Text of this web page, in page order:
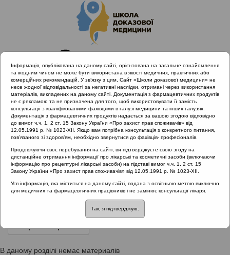
Головна
Проведені заходи
SHDM.info | Алергічний риніт та якість життя: медичні,
психологічні та соціальні виміри
SHDM.info | Алергічний риніт та
якість життя: медичні, психологічні та
соціальні виміри::Алергічний риніт
В даному розділі немає материалів
Інформація, опублікована на даному сайті, орієнтована на загальне ознайомлення
та жодним чином не може бути використана в якості медичних, практичних або
комерційних рекомендацій. У зв’язку з цим, Сайт «Школи доказової медицини» не
несе жодної відповідальності за негативні наслідки, отримані через використання
матеріалів, викладених на даному сайті. Документація з фармацевтичних продуктів
не є рекламою та не призначена для того, щоб використовувати її замість
консультації з кваліфікованими фахівцями в галузі медицини та інших галузях.
Документація з фармацевтичних продуктів надається за вашою згодою відповідно
до вимог ч.ч. 1, 2 ст. 15 Закону України «Про захист прав споживачів» від
12.05.1991 р. № 1023-XII. Якщо вам потрібна консультація з конкретного питання,
пов’язаного зі здоров’ям, необхідно звернутися до фахівців- професіоналів.
Продовжуючи своє перебування на сайті, ви підтверджуєте свою згоду на
дистанційне отримання інформації про лікарські та косметичні засоби (включаючи
інформацію про рецептурні лікарські засоби) на підставі вимог ч.ч. 1, 2 ст. 15
Закону України «Про захист прав споживачів» від 12.05.1991 р. № 1023-XII.
Уся інформація, яка міститься на даному сайті, подана з освітньою метою виключно
для медичних та фармацевтичних працівників і не замінює консультації лікаря.
Так, я підтверджую.